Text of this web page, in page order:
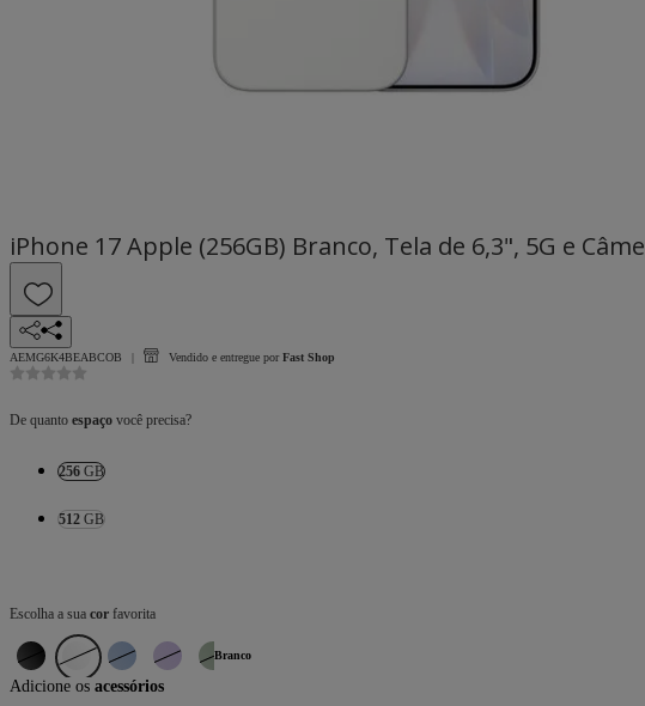
iPhone 17 Apple (256GB) Branco, Tela de 6,3", 5G e
AEMG6K4BEABCOB Vendido e entregue por Fast Shop
De quanto espaço você precisa?
256 GB
512 GB
Escolha a sua cor favorita
Branco
Adicione os acessórios